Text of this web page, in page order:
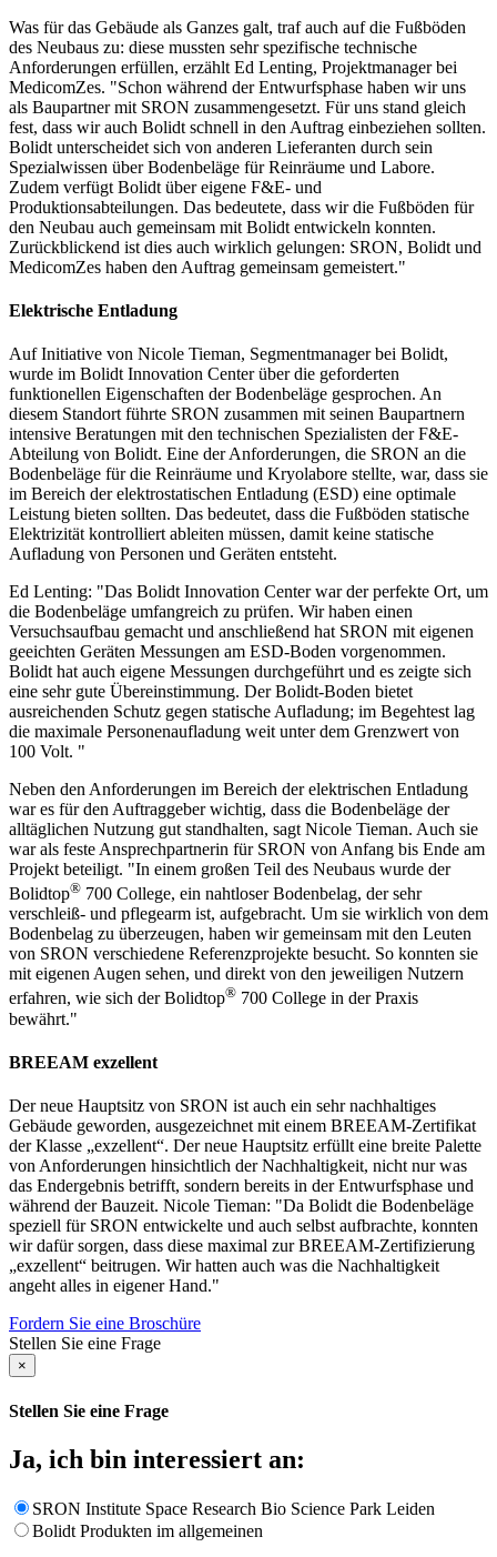
Was für das Gebäude als Ganzes galt, traf auch auf die Fußböden
des Neubaus zu: diese mussten sehr spezifische technische
Anforderungen erfüllen, erzählt Ed Lenting, Projektmanager bei
MedicomZes. "Schon während der Entwurfsphase haben wir uns
als Baupartner mit SRON zusammengesetzt. Für uns stand gleich
fest, dass wir auch Bolidt schnell in den Auftrag einbeziehen sollten.
Bolidt unterscheidet sich von anderen Lieferanten durch sein
Spezialwissen über Bodenbeläge für Reinräume und Labore.
Zudem verfügt Bolidt über eigene F&E- und
Produktionsabteilungen. Das bedeutete, dass wir die Fußböden für
den Neubau auch gemeinsam mit Bolidt entwickeln konnten.
Zurückblickend ist dies auch wirklich gelungen: SRON, Bolidt und
MedicomZes haben den Auftrag gemeinsam gemeistert."
Elektrische Entladung
Auf Initiative von Nicole Tieman, Segmentmanager bei Bolidt,
wurde im Bolidt Innovation Center über die geforderten
funktionellen Eigenschaften der Bodenbeläge gesprochen. An
diesem Standort führte SRON zusammen mit seinen Baupartnern
intensive Beratungen mit den technischen Spezialisten der F&E-
Abteilung von Bolidt. Eine der Anforderungen, die SRON an die
Bodenbeläge für die Reinräume und Kryolabore stellte, war, dass sie
im Bereich der elektrostatischen Entladung (ESD) eine optimale
Leistung bieten sollten. Das bedeutet, dass die Fußböden statische
Elektrizität kontrolliert ableiten müssen, damit keine statische
Aufladung von Personen und Geräten entsteht.
Ed Lenting: "Das Bolidt Innovation Center war der perfekte Ort, um
die Bodenbeläge umfangreich zu prüfen. Wir haben einen
Versuchsaufbau gemacht und anschließend hat SRON mit eigenen
geeichten Geräten Messungen am ESD-Boden vorgenommen.
Bolidt hat auch eigene Messungen durchgeführt und es zeigte sich
eine sehr gute Übereinstimmung. Der Bolidt-Boden bietet
ausreichenden Schutz gegen statische Aufladung; im Begehtest lag
die maximale Personenaufladung weit unter dem Grenzwert von
100 Volt. "
Neben den Anforderungen im Bereich der elektrischen Entladung
war es für den Auftraggeber wichtig, dass die Bodenbeläge der
alltäglichen Nutzung gut standhalten, sagt Nicole Tieman. Auch sie
war als feste Ansprechpartnerin für SRON von Anfang bis Ende am
Projekt beteiligt. "In einem großen Teil des Neubaus wurde der
Bolidtop® 700 College, ein nahtloser Bodenbelag, der sehr
verschleiß- und pflegearm ist, aufgebracht. Um sie wirklich von dem
Bodenbelag zu überzeugen, haben wir gemeinsam mit den Leuten
von SRON verschiedene Referenzprojekte besucht. So konnten sie
mit eigenen Augen sehen, und direkt von den jeweiligen Nutzern
erfahren, wie sich der Bolidtop® 700 College in der Praxis
bewährt."
BREEAM exzellent
Der neue Hauptsitz von SRON ist auch ein sehr nachhaltiges
Gebäude geworden, ausgezeichnet mit einem BREEAM-Zertifikat
der Klasse „exzellent“. Der neue Hauptsitz erfüllt eine breite Palette
von Anforderungen hinsichtlich der Nachhaltigkeit, nicht nur was
das Endergebnis betrifft, sondern bereits in der Entwurfsphase und
während der Bauzeit. Nicole Tieman: "Da Bolidt die Bodenbeläge
speziell für SRON entwickelte und auch selbst aufbrachte, konnten
wir dafür sorgen, dass diese maximal zur BREEAM-Zertifizierung
„exzellent“ beitrugen. Wir hatten auch was die Nachhaltigkeit
angeht alles in eigener Hand."
Fordern Sie eine Broschüre
Stellen Sie eine Frage
×
Stellen Sie eine Frage
Ja, ich bin interessiert an:
SRON Institute Space Research Bio Science Park Leiden
Bolidt Produkten im allgemeinen